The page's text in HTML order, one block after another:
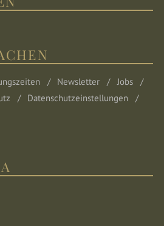
Newsletter
Jobs
Datenschutzeinstellungen